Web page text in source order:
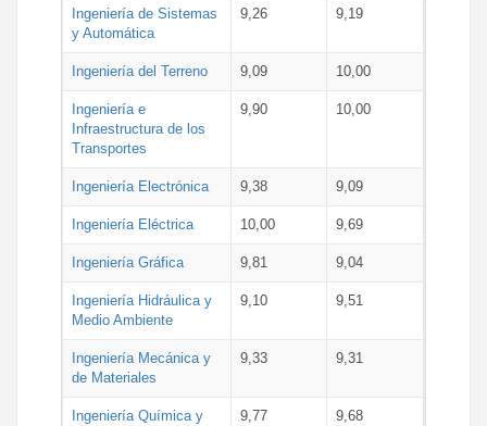
Ingeniería de Sistemas
y Automática
9,26 9,19
Ingeniería del Terreno 9,09 10,00
Ingeniería e
Infraestructura de los
Transportes
9,90 10,00
Ingeniería Electrónica 9,38 9,09
Ingeniería Eléctrica 10,00 9,69
Ingeniería Gráfica 9,81 9,04
Ingeniería Hidráulica y
Medio Ambiente
9,10 9,51
Ingeniería Mecánica y
de Materiales
9,33 9,31
Ingeniería Química y
9,77 9,68